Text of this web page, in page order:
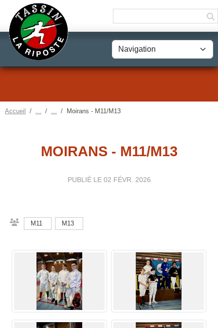
Accueil Moirans - M11/M13
MOIRANS - M11/M13
PUBLIÉ LE 02 FÉVR. 2026
M11 M13
Panneau de gestion des cookies